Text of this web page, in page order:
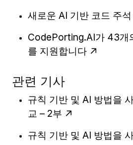
새로운 AI 기반 코드 주
CodePorting.AI가 43개
를 지원합니다
관련 기사
규칙 기반 및 AI 방법을
교 – 2부
규칙 기반 및 AI 방법을